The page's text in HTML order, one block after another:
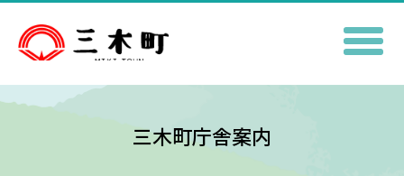
三木町庁舎案内